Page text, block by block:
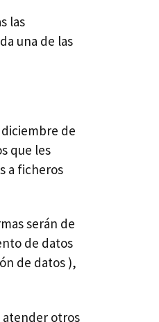
las
una de las
diciembre de
que les
a ficheros
serán de
de datos
de datos ),
atender otros